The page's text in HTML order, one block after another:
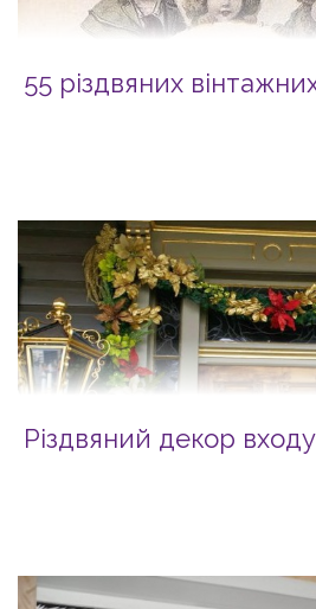
55 різдвяних
Різдвяний декор